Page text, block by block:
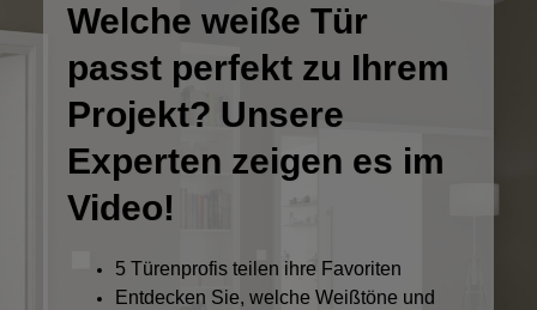
Welche weiße Tür
passt perfekt zu Ihrem
Projekt? Unsere
Experten zeigen es im
Video!
5 Türenprofis teilen ihre Favoriten
Entdecken Sie, welche Weißtöne und